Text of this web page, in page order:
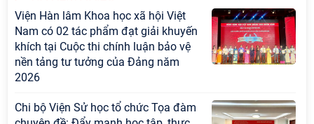
Viện Hàn lâm Khoa học xã hội Việt
Nam có 02 tác phẩm đạt giải khuyến
khích tại Cuộc thi chính luận bảo vệ
nền tảng tư tưởng của Đảng năm
2026
Chi bộ Viện Sử học tổ chức Tọa đàm